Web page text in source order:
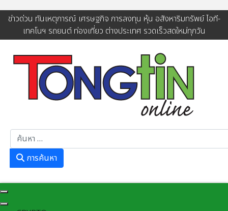
ข่าวด่วน ทันเหตุการณ์ เศรษฐกิจ การลงทุน หุ้น อสังหาริมทรัพย์ ไอที-
เทคโนฯ รถยนต์ ท่องเที่ยว ต่างประเทศ รวดเร็วสดใหม่ทุกวัน
การค้นหา